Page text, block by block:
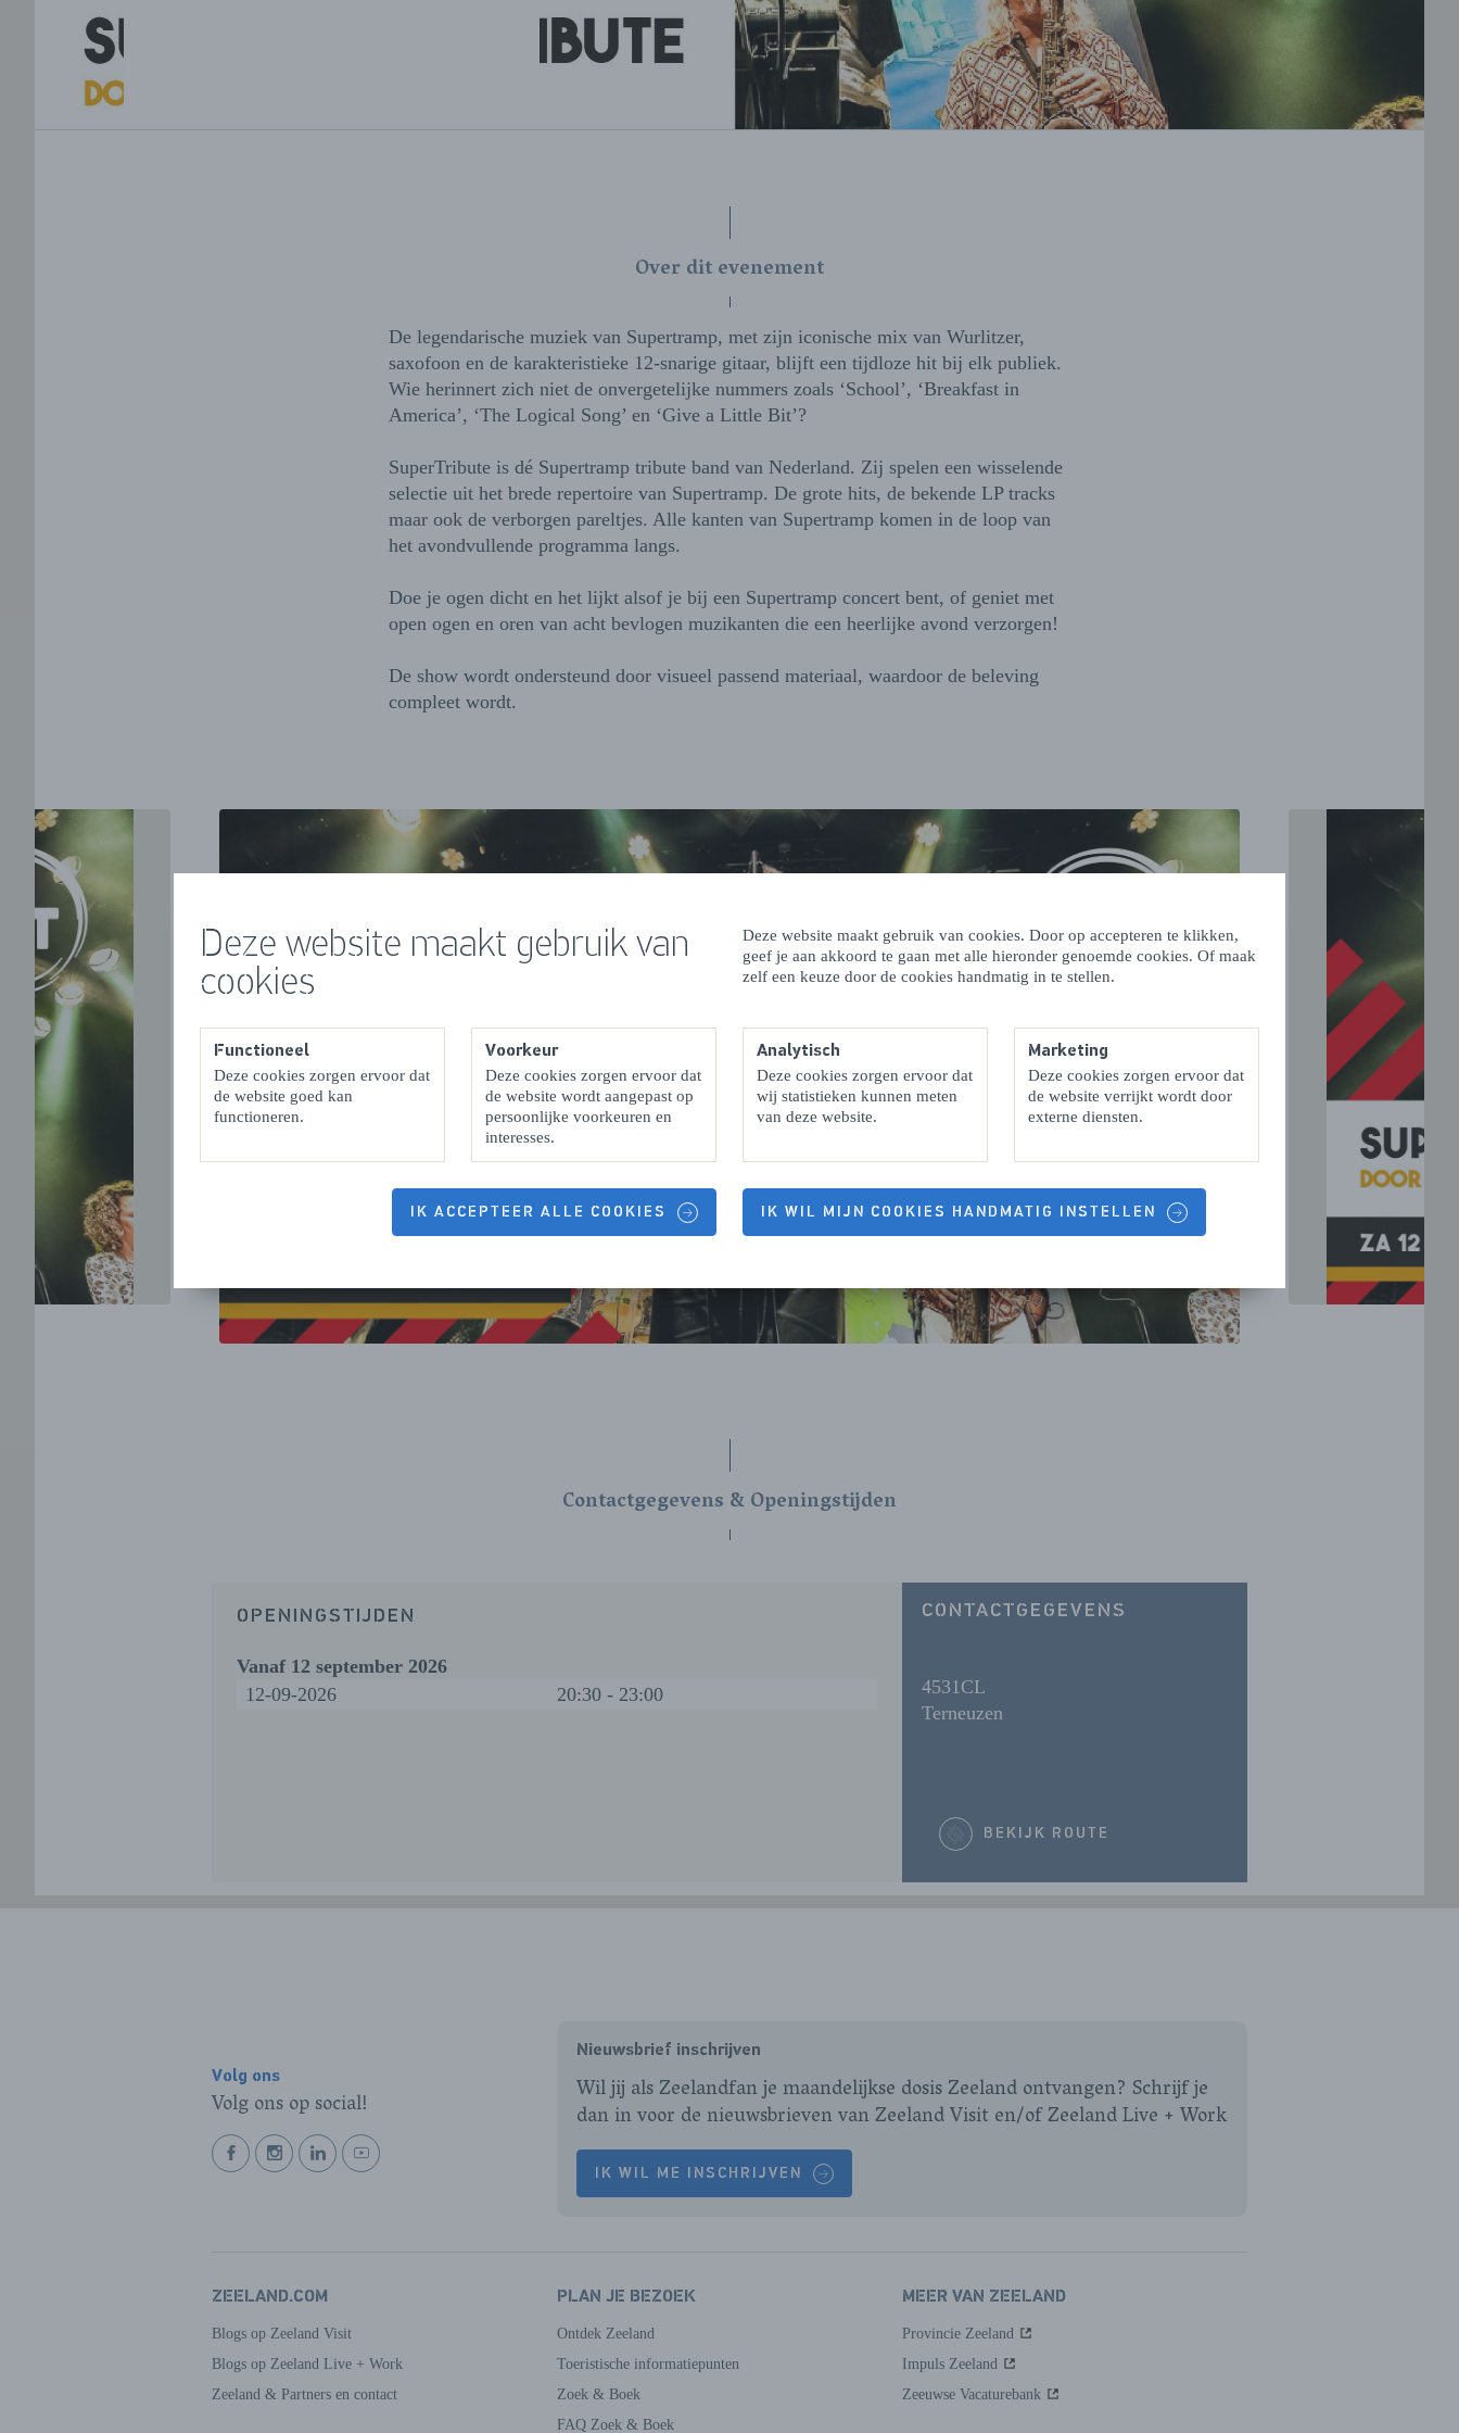
Deze website maakt gebruik van
cookies
Deze website maakt gebruik van cookies. Door op accepteren te klikken,
geef je aan akkoord te gaan met alle hieronder genoemde cookies. Of maak
zelf een keuze door de cookies handmatig in te stellen.
Functioneel
Deze cookies zorgen ervoor dat
de website goed kan
functioneren.
Voorkeur
Deze cookies zorgen ervoor dat
de website wordt aangepast op
persoonlijke voorkeuren en
interesses.
Analytisch
Deze cookies zorgen ervoor dat
wij statistieken kunnen meten
van deze website.
Marketing
Deze cookies zorgen ervoor dat
de website verrijkt wordt door
externe diensten.
IK ACCEPTEER ALLE COOKIES IK WIL MIJN COOKIES HANDMATIG INSTELLEN
Over dit evenement
De legendarische muziek van Supertramp, met zijn iconische mix van Wurlitzer,
saxofoon en de karakteristieke 12-snarige gitaar, blijft een tijdloze hit bij elk publiek.
Wie herinnert zich niet de onvergetelijke nummers zoals ‘School’, ‘Breakfast in
America’, ‘The Logical Song’ en ‘Give a Little Bit’?
SuperTribute is dé Supertramp tribute band van Nederland. Zij spelen een wisselende
selectie uit het brede repertoire van Supertramp. De grote hits, de bekende LP tracks
maar ook de verborgen pareltjes. Alle kanten van Supertramp komen in de loop van
het avondvullende programma langs.
Doe je ogen dicht en het lijkt alsof je bij een Supertramp concert bent, of geniet met
open ogen en oren van acht bevlogen muzikanten die een heerlijke avond verzorgen!
De show wordt ondersteund door visueel passend materiaal, waardoor de beleving
compleet wordt.
VORIGE VOLGENDE
Contactgegevens & Openingstijden
OPENINGSTIJDEN
Vanaf 12 september 2026
12-09-2026
20:30 - 23:00
CONTACTGEGEVENS
4531CL
Terneuzen
BEKIJK ROUTE
Volg ons
Volg ons op social!
BEKIJKBEKIJKBEKIJKBEKIJK
Nieuwsbrief inschrijven
Wil jij als Zeelandfan je maandelijkse dosis Zeeland ontvangen? Schrijf je
dan in voor de nieuwsbrieven van Zeeland Visit en/of Zeeland Live + Work
IK WIL ME INSCHRIJVEN
ZEELAND.COM
Blogs op Zeeland Visit
Blogs op Zeeland Live + Work
Zeeland & Partners en contact
PLAN JE BEZOEK
Ontdek Zeeland
Toeristische informatiepunten
Zoek & Boek
FAQ Zoek & Boek
MEER VAN ZEELAND
Provincie Zeeland
Impuls Zeeland
Zeeuwse Vacaturebank